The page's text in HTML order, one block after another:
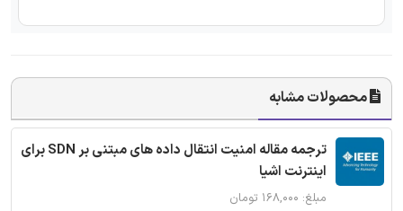
محصولات مشابه
ترجمه مقاله امنیت انتقال داده های مبتنی بر SDN برای
اینترنت اشیا
مبلغ: ۱۶۸,۰۰۰ تومان